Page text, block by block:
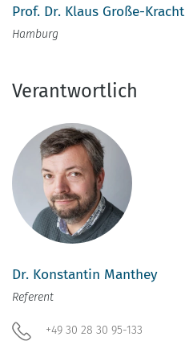
Prof. Dr. Klaus Große-Kracht
Hamburg
Verantwortlich
Dr. Konstantin Manthey
Referent
+49 30 28 30 95-133